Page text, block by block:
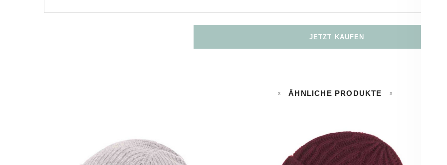
JETZT KAUFEN
ÄHNLICHE PRODUKTE